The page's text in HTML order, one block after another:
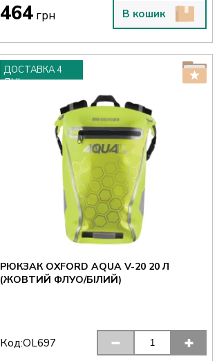
464 грн В кошик
ДОСТАВКА 4
ДНІ
РЮКЗАК OXFORD AQUA V-20 20 Л
(ЖОВТИЙ ФЛУО/БІЛИЙ)
Код:OL697